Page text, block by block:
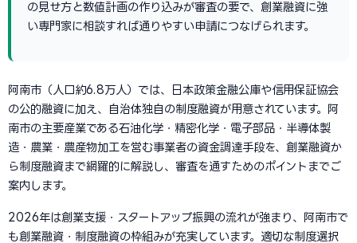
の見せ方と数値計画の作り込みが審査の要で、創業融資に強
い専門家に相談すれば通りやすい申請につなげられます。
阿南市（人口約6.8万人）では、日本政策金融公庫や信用保証協会
の公的融資に加え、自治体独自の制度融資が用意されています。阿
南市の主要産業である石油化学・精密化学・電子部品・半導体製
造・農業・農産物加工を営む事業者の資金調達手段を、創業融資か
ら制度融資まで網羅的に解説し、審査を通すためのポイントまでご
案内します。
2026年は創業支援・スタートアップ振興の流れが強まり、阿南市で
も創業融資・制度融資の枠組みが充実しています。適切な制度選択